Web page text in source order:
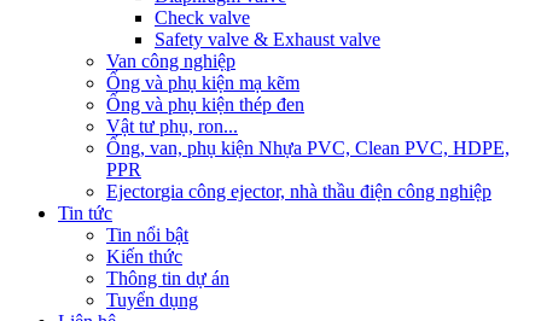
Check valve
Safety valve & Exhaust valve
Van công nghiệp
Ống và phụ kiện mạ kẽm
Ống và phụ kiện thép đen
Vật tư phụ, ron...
Ống, van, phụ kiện Nhựa PVC, Clean PVC, HDPE,
PPR
Ejectorgia công ejector, nhà thầu điện công nghiệp
Tin tức
Tin nổi bật
Kiến thức
Thông tin dự án
Tuyển dụng